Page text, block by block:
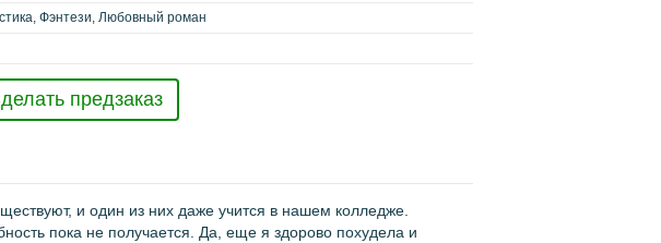
Фэнтези, Любовный роман
предзаказ
и один из них даже учится в нашем колледже.
пока не получается. Да, еще я здорово похудела и